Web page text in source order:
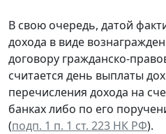
В свою очередь, датой
дохода в виде
договору гражданско-
считается день выплаты
перечисления дохода на
банках либо по его
(подп. 1 п. 1 ст. 223 НК РФ).